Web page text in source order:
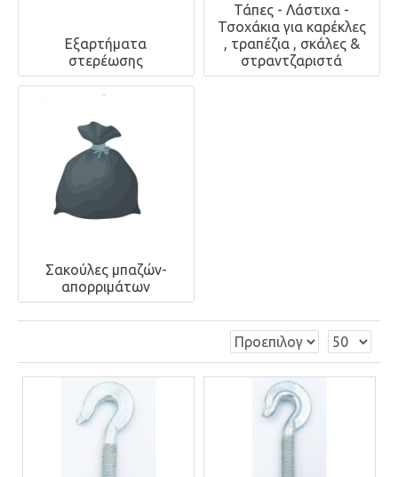
Εξαρτήματα
στερέωσης
Τάπες - Λάστιχα -
Τσοχάκια για καρέκλες
, τραπέζια , σκάλες &
στραντζαριστά
Σακούλες μπαζών-
απορριμάτων